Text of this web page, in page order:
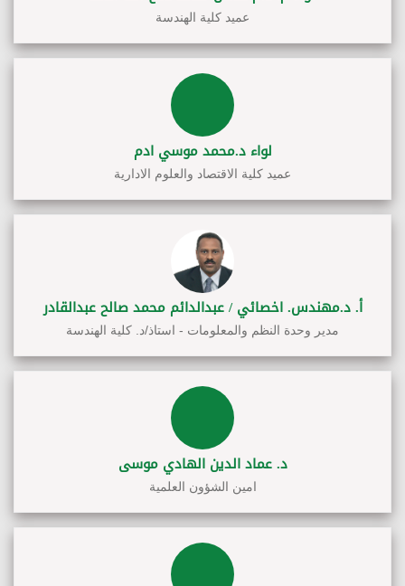
عميد كلية الهندسة
لواء د.محمد موسي ادم
عميد كلية الاقتصاد والعلوم الادارية
أ. د.مهندس. اخصائي / عبدالدائم محمد صالح عبدالقادر
مدير وحدة النظم والمعلومات - استاذ/د. كلية الهندسة
د. عماد الدين الهادي موسى
امين الشؤون العلمية